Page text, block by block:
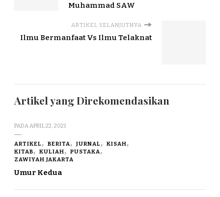
Muhammad SAW
ARTIKEL SELANJUTNYA
Ilmu Bermanfaat Vs Ilmu Telaknat
Artikel yang Direkomendasikan
PADAAPRIL 22, 2021
ARTIKEL BERITA JURNAL
KISAH
KITAB
KULIAH
PUSTAKA
ZAWIYAH JAKARTA
Umur Kedua